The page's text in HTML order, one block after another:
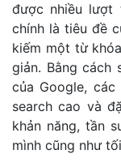
được nhiều lượt
chính là tiêu đề
kiếm một từ
giản. Bằng cách
của Google,
search cao và
khản năng, tần
mình cũng như